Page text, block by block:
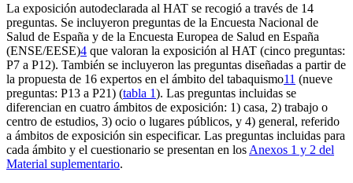
La exposición autodeclarada al HAT se recogió a través de 14
preguntas. Se incluyeron preguntas de la Encuesta Nacional de
Salud de España y de la Encuesta Europea de Salud en España
(ENSE/EESE)4 que valoran la exposición al HAT (cinco preguntas:
P7 a P12). También se incluyeron las preguntas diseñadas a partir de
la propuesta de 16 expertos en el ámbito del tabaquismo11 (nueve
preguntas: P13 a P21) (tabla 1). Las preguntas incluidas se
diferencian en cuatro ámbitos de exposición: 1) casa, 2) trabajo o
centro de estudios, 3) ocio o lugares públicos, y 4) general, referido
a ámbitos de exposición sin especificar. Las preguntas incluidas para
cada ámbito y el cuestionario se presentan en los Anexos 1 y 2 del
Material suplementario.